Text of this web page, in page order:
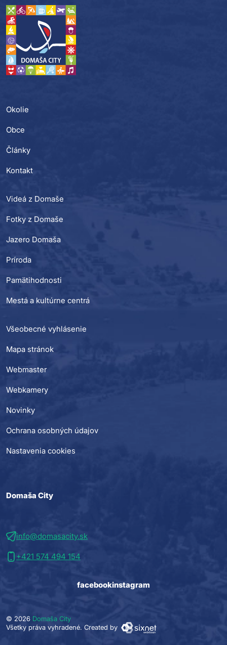
Okolie
Obce
Články
Kontakt
Videá z Domaše
Fotky z Domaše
Jazero Domaša
Príroda
Pamätihodnosti
Mestá a kultúrne centrá
Všeobecné vyhlásenie
Mapa stránok
Webmaster
Webkamery
Novinky
Ochrana osobných údajov
Nastavenia cookies
Domaša City
info@domasacity.sk
+421 574 494 154
facebookinstagram
© 2026 Domaša City
Všetky práva vyhradené. Created by